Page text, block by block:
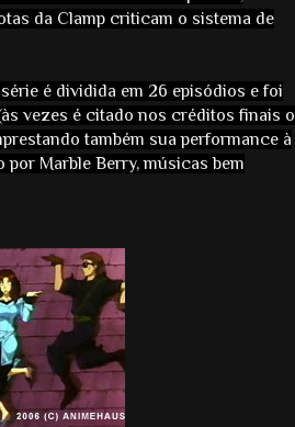
da Clamp criticam o sistema de
é dividida em 26 episódios e foi
vezes é citado nos créditos finais o
também sua performance à
Marble Berry, músicas bem